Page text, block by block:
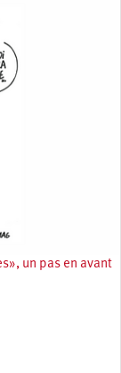
un pas en avant